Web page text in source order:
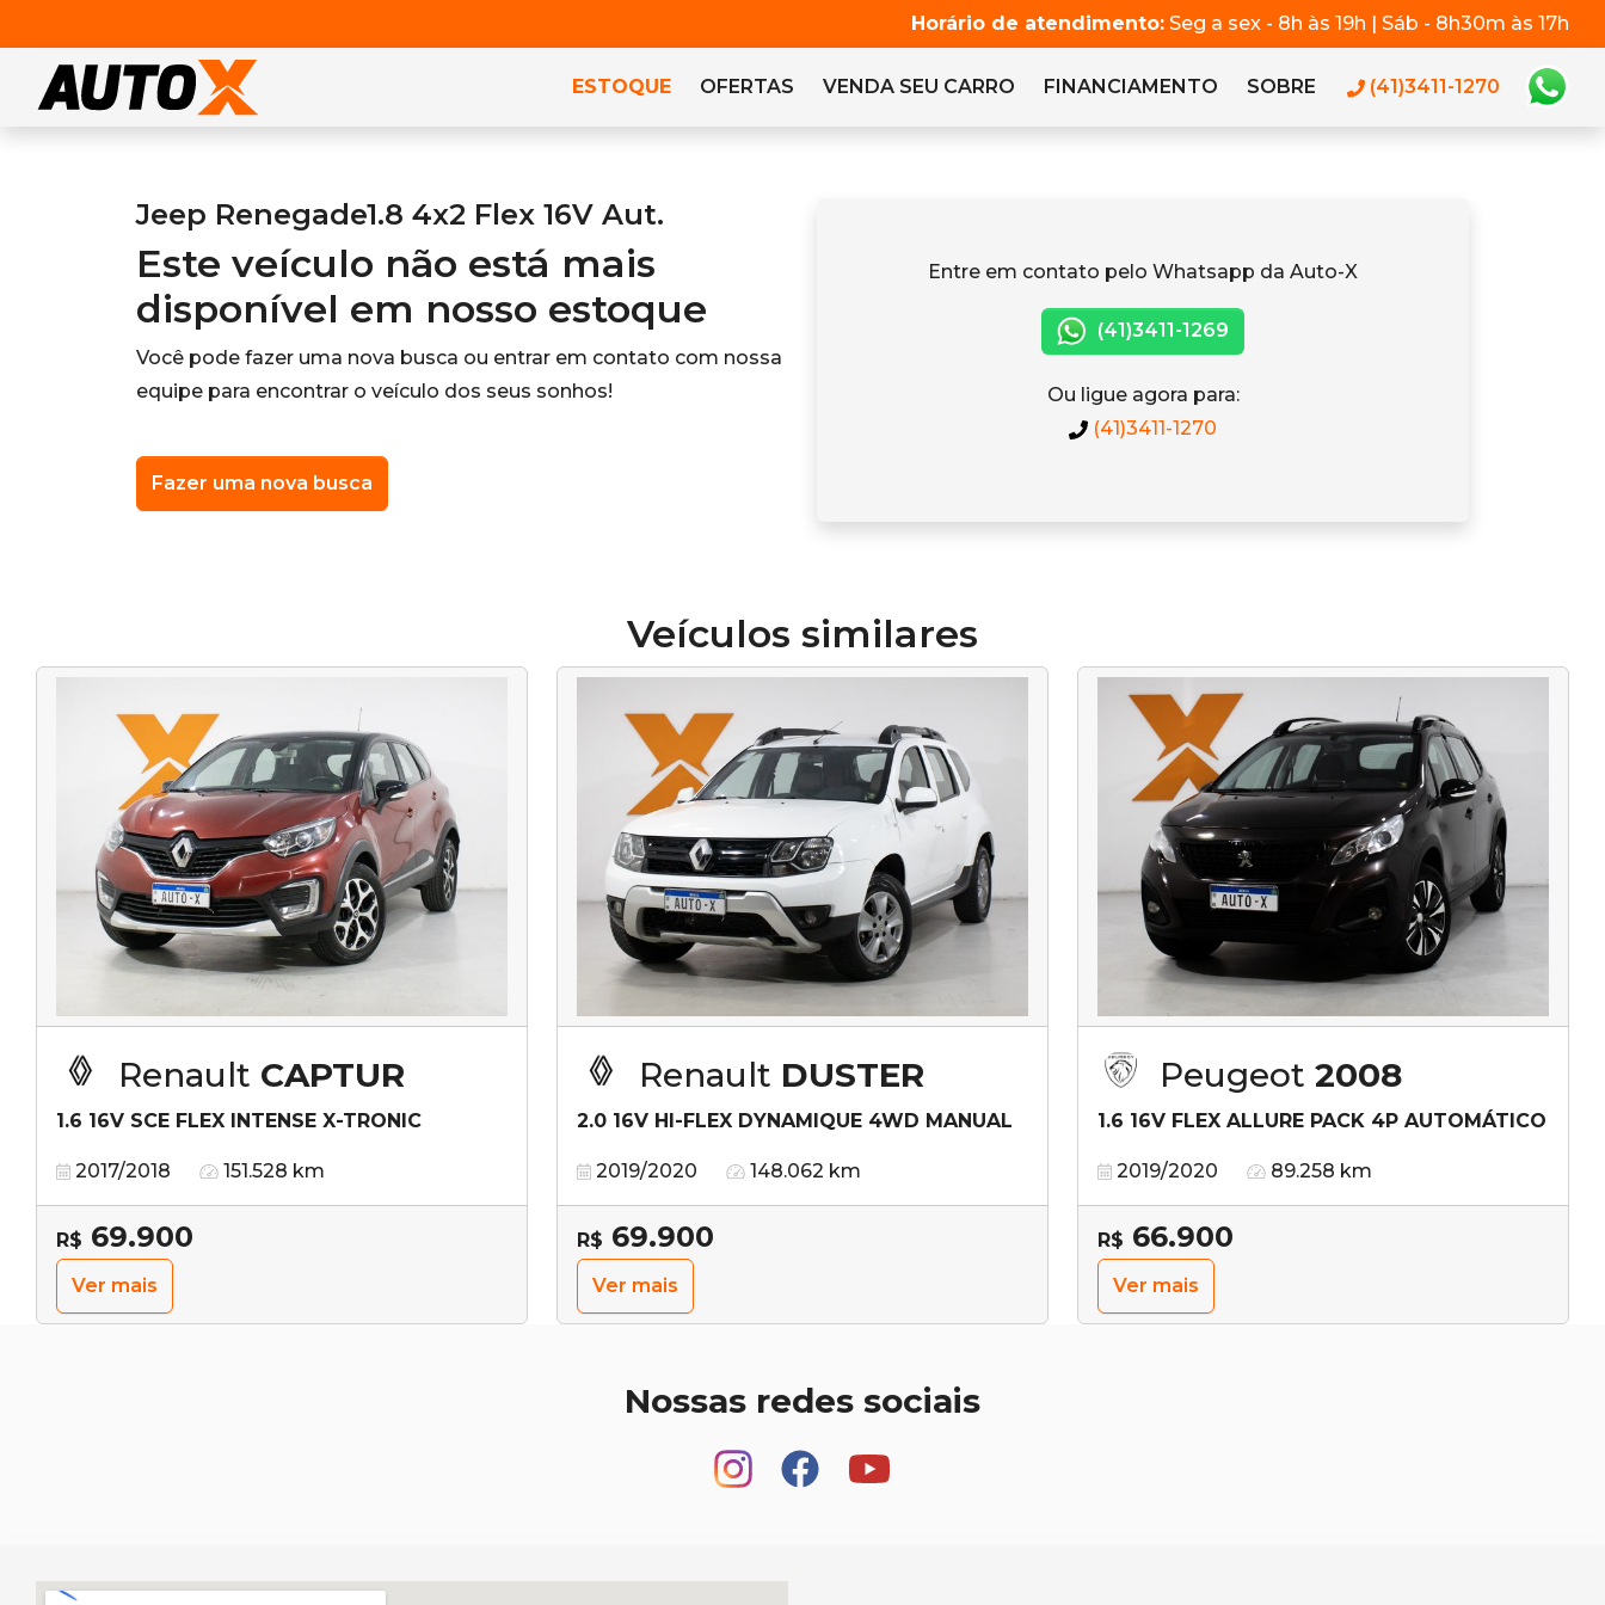
Horário de atendimento: Seg a sex - 8h às 19h | Sáb - 8h30m às 17h
ESTOQUE OFERTAS VENDA SEU CARRO FINANCIAMENTO SOBRE (41)3411-1270
Jeep Renegade1.8 4x2 Flex 16V Aut.
Este veículo não está mais
disponível em nosso estoque
Você pode fazer uma nova busca ou entrar em contato com nossa
equipe para encontrar o veículo dos seus sonhos!
Fazer uma nova busca
Entre em contato pelo Whatsapp da Auto-X
(41)3411-1269
Ou ligue agora para:
(41)3411-1270
Veículos similares
Renault CAPTUR
1.6 16V SCE FLEX INTENSE X-TRONIC
2017/2018 151.528 km
R$ 69.900
Ver mais
Renault DUSTER
2.0 16V HI-FLEX DYNAMIQUE 4WD MANUAL
2019/2020 148.062 km
R$ 69.900
Ver mais
Peugeot 2008
1.6 16V FLEX ALLURE PACK 4P AUTOMÁTICO
2019/2020 89.258 km
R$ 66.900
Ver mais
Nossas redes sociais